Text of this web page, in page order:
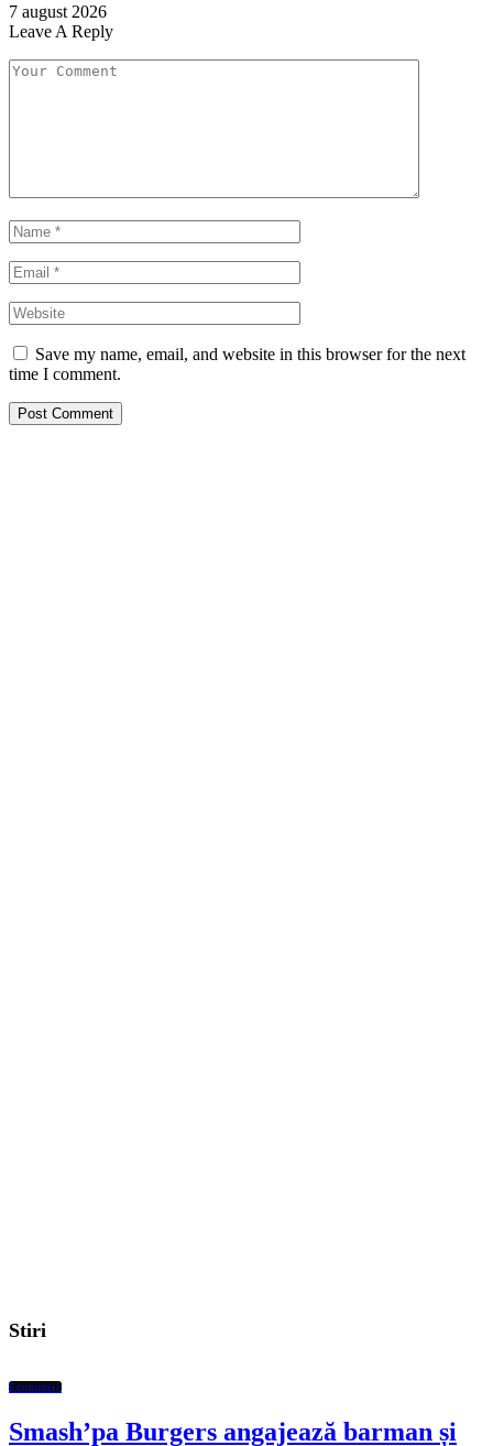
7 august 2026
Leave A Reply
Save my name, email, and website in this browser for the next
time I comment.
Stiri
Economic
Smash’pa Burgers angajează barman și